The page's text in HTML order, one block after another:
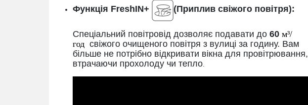
Функція FreshIN+ (Приплив свіжого повітря):
Спеціальний повітровід дозволяє подавати до 60 м³/
год свіжого очищеного повітря з вулиці за годину. Вам
більше не потрібно відкривати вікна для провітрювання,
втрачаючи прохолоду чи тепло